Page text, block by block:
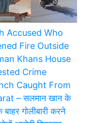
Accused Who
Fire Outside
Khans House
Crime
Caught From
– सलमान खान के
गोलीबारी करने